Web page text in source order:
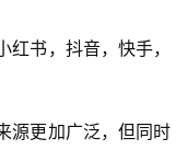
书，抖音，快手，
源更加广泛，但同时